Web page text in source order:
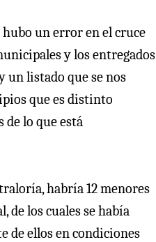
un error en el cruce
y los entregados
un listado que se nos
que es distinto
de lo que está
habría 12 menores
de los cuales se había
de ellos en condiciones